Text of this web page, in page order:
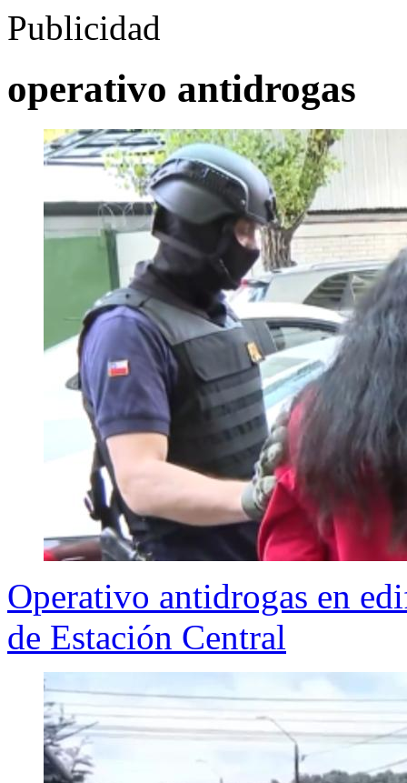
Publicidad
operativo antidrogas
Operativo antidrogas en
de Estación Central